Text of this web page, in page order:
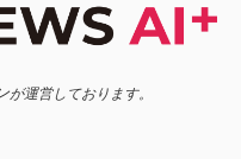
が運営しております。